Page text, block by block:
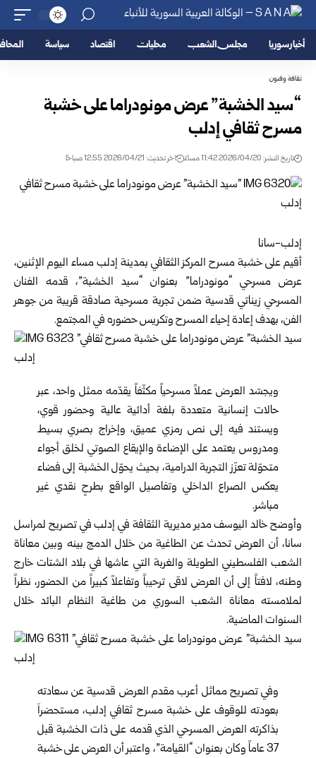
أخبار سوريا مجلس الشعب محليات اقتصاد سياسة
ثقافة وفنون
“سيد الخشبة” عرض مونودراما على خشبة
مسرح ثقافي إدلب
تاريخ النشر: 2026/04/20 11:42 مساءً اخر تحديث: 2026/04/21 12:55 صباحًا
إدلب-سانا
أقيم على خشبة مسرح المركز الثقافي بمدينة إدلب مساء اليوم الإثنين،
عرض مسرحي “مونودراما” بعنوان “سيد الخشبة”، قدمه الفنان
المسرحي زيناتي قدسية ضمن تجربة مسرحية صادقة قريبة من جوهر
الفن، بهدف إعادة إحياء المسرح وتكريس حضوره في المجتمع.
ويجسّد العرض عملاً مسرحياً مكثّفاً يقدّمه ممثل واحد، عبر
حالات إنسانية متعددة بلغة أدائية عالية وحضور قوي،
ويستند فيه إلى نص رمزي عميق، وإخراج بصري بسيط
ومدروس يعتمد على الإضاءة والإيقاع الصوتي لخلق أجواء
متحوّلة تعزّز التجربة الدرامية، بحيث يحوّل الخشبة إلى فضاء
يعكس الصراع الداخلي وتفاصيل الواقع بطرحٍ نقدي غير
مباشر.
وأوضح خالد اليوسف مدير مديرية الثقافة في إدلب في تصريح لمراسل
سانا، أن العرض تحدث عن الطاغية من خلال الدمج بينه وبين معاناة
الشعب الفلسطيني الطويلة والغربة التي عاشها في بلاد الشتات خارج
وطنه، لافتاً إلى أن العرض لاقى ترحيباً وتفاعلاً كبيراً من الحضور، نظراً
لملامسته معاناة الشعب السوري من طاغية النظام البائد خلال
السنوات الماضية.
وفي تصريح مماثل أعرب مقدم العرض قدسية عن سعادته
بعودته للوقوف على خشبة مسرح ثقافي إدلب، مستحضراَ
بذاكرته العرض المسرحي الذي قدمه على ذات الخشبة قبل
37 عاماً وكان بعنوان “القيامة”، واعتبر أن العرض على خشبة